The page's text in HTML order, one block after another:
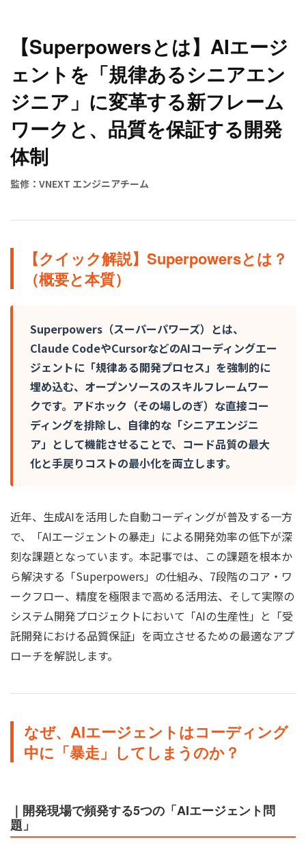
【Superpowersとは】AIエージ
ェントを「規律あるシニアエン
ジニア」に変革する新フレーム
ワークと、品質を保証する開発
体制
監修：VNEXT エンジニアチーム
【クイック解説】Superpowersとは？
（概要と本質）
Superpowers（スーパーパワーズ）とは、
Claude CodeやCursorなどのAIコーディングエー
ジェントに「規律ある開発プロセス」を強制的に
埋め込む、オープンソースのスキルフレームワー
クです。アドホック（その場しのぎ）な直接コー
ディングを排除し、自律的な「シニアエンジニ
ア」として機能させることで、コード品質の最大
化と手戻りコストの最小化を両立します。
近年、生成AIを活用した自動コーディングが普及する一方
で、「AIエージェントの暴走」による開発効率の低下が深
刻な課題となっています。本記事では、この課題を根本か
ら解決する「Superpowers」の仕組み、7段階のコア・ワ
ークフロー、精度を極限まで高める活用法、そして実際の
システム開発プロジェクトにおいて「AIの生産性」と「受
託開発における品質保証」を両立させるための最適なアプ
ローチを解説します。
なぜ、AIエージェントはコーディング
中に「暴走」してしまうのか？
｜開発現場で頻発する5つの「AIエージェント問
題」